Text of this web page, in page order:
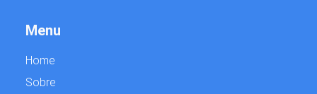
Menu
Home
Sobre